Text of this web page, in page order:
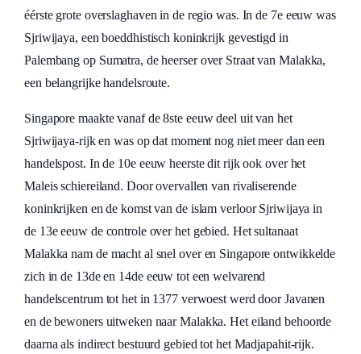
éérste grote overslaghaven in de regio was. In de 7e eeuw was
Sjriwijaya, een boeddhistisch koninkrijk gevestigd in
Palembang op Sumatra, de heerser over Straat van Malakka,
een belangrijke handelsroute.
Singapore maakte vanaf de 8ste eeuw deel uit van het
Sjriwijaya-rijk en was op dat moment nog niet meer dan een
handelspost. In de 10e eeuw heerste dit rijk ook over het
Maleis schiereiland. Door overvallen van rivaliserende
koninkrijken en de komst van de islam verloor Sjriwijaya in
de 13e eeuw de controle over het gebied. Het sultanaat
Malakka nam de macht al snel over en Singapore ontwikkelde
zich in de 13de en 14de eeuw tot een welvarend
handelscentrum tot het in 1377 verwoest werd door Javanen
en de bewoners uitweken naar Malakka. Het eiland behoorde
daarna als indirect bestuurd gebied tot het Madjapahit-rijk.